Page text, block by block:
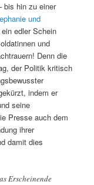
bis hin zu einer
und
edler Schein
und
Denn die
der Politik kritisch
indem er
seine
Presse auch dem
ihrer
damit dies
Erscheinende